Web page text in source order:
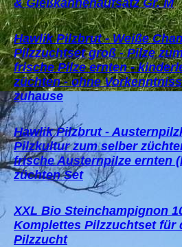
& Gießkannenaufsatz Gr. M
Hawlik Pilzbrut - Weiße
Pilzzuchtset groß - Pilze
frische Pilze ernten -
züchten - ohne
zuhause
Hawlik Pilzbrut -
Pilzkultur zum selber
frische Austernpilze ernten
züchten Set
XXL Bio Steinchampignon
Komplettes Pilzzuchtset für
Pilzzucht